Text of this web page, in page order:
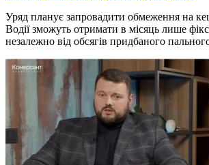
Уряд планує запровадити обмеження на
Водії зможуть отримати в місяць лише
незалежно від обсягів придбаного